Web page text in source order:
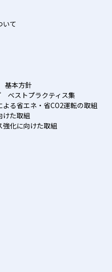
いて
基本方針
ベストプラクティス集
る省エネ・省CO2運転の取組
た取組
化に向けた取組